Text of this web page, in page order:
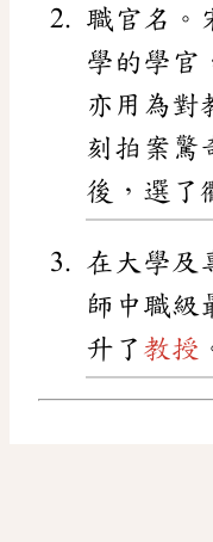
職官名。
學的學官
亦用為對
刻拍案驚
後，選了
在大學及
師中職級
升了 教授